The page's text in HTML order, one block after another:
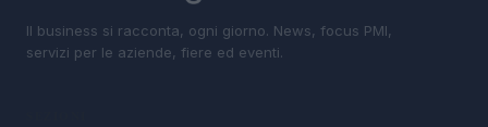
Il business si racconta, ogni giorno. News, focus PMI,
servizi per le aziende, fiere ed eventi.